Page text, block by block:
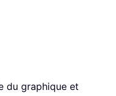
du graphique et